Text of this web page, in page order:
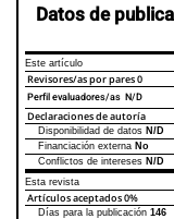
Datos de
Este artículo
Revisores/as por pares0
Perfil evaluadores/as N/D
Declaraciones de autoría
Declaraciones de autoríaEste
Disponibilidad de datos N/D
Financiación externa No
Conflictos de intereses N/D
Esta revista
Artículos aceptados0%
Días para la publicación 146